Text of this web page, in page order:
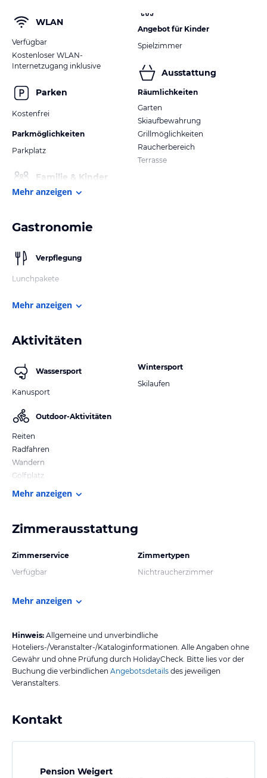
WLAN
Verfügbar
Kostenloser WLAN-
Internetzugang inklusive
Parken
Kostenfrei
Parkmöglichkeiten
Parkplatz
Familie & Kinder
Angebot für Kinder
Spielzimmer
Ausstattung
Räumlichkeiten
Garten
Skiaufbewahrung
Grillmöglichkeiten
Raucherbereich
Terrasse
Mehr anzeigen
Gastronomie
Verpflegung
Lunchpakete
Mehr anzeigen
Aktivitäten
Wassersport
Kanusport
Outdoor-Aktivitäten
Reiten
Radfahren
Wandern
Golfplatz
Wintersport
Skilaufen
Mehr anzeigen
Zimmerausstattung
Zimmerservice
Verfügbar
Zimmertypen
Nichtraucherzimmer
Mehr anzeigen
Hinweis: Allgemeine und unverbindliche
Hoteliers-/Veranstalter-/Kataloginformationen. Alle Angaben ohne
Gewähr und ohne Prüfung durch HolidayCheck. Bitte lies vor der
Buchung die verbindlichen Angebotsdetails des jeweiligen
Veranstalters.
Kontakt
Pension Weigert